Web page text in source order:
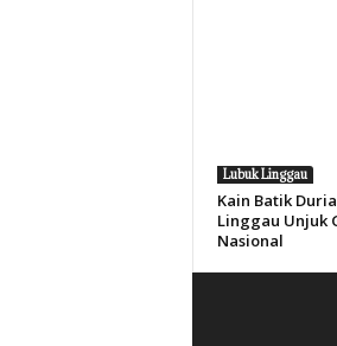
Lubuk Linggau
Kain Batik
Linggau Unjuk
Nasional